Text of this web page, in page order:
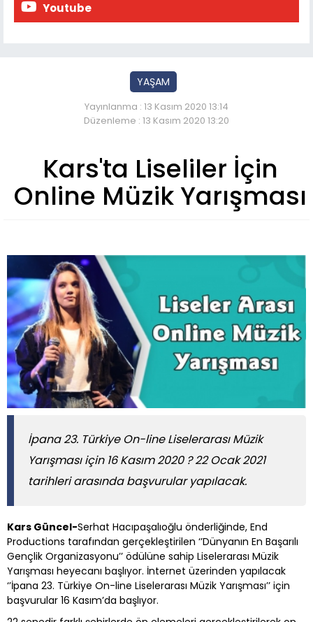
Youtube
YAŞAM
Yayınlanma : 13 Kasım 2020 13:14
Düzenleme : 13 Kasım 2020 13:20
Kars'ta Liseliler İçin
Online Müzik Yarışması
İpana 23. Türkiye On-line Liselerarası Müzik
Yarışması için 16 Kasım 2020 ? 22 Ocak 2021
tarihleri arasında başvurular yapılacak.
Kars Güncel-Serhat Hacıpaşalıoğlu önderliğinde, End
Productions tarafından gerçekleştirilen ‘’Dünyanın En Başarılı
Gençlik Organizasyonu’’ ödülüne sahip Liselerarası Müzik
Yarışması heyecanı başlıyor. İnternet üzerinden yapılacak
‘’İpana 23. Türkiye On-line Liselerarası Müzik Yarışması’’ için
başvurular 16 Kasım’da başlıyor.